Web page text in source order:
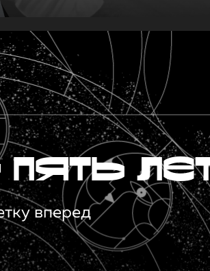
вперед